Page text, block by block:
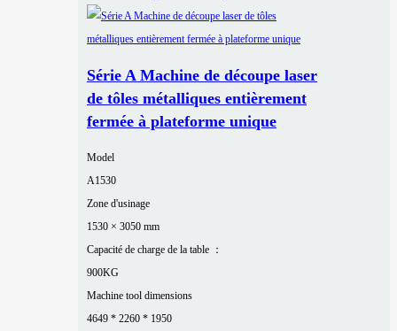
Série A Machine de découpe laser
de tôles métalliques entièrement
fermée à plateforme unique
Model
A1530
Zone d'usinage
1530 × 3050 mm
Capacité de charge de la table ：
900KG
Machine tool dimensions
4649 * 2260 * 1950